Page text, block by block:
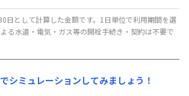
利用)
(4,500円/日)
日として計算した金額です。1日単位で利用期間を選
る水道・電気・ガス等の開栓手続き・契約は不要で
シミュレーションしてみましょう！